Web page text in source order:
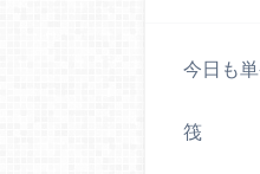
今日も
筏